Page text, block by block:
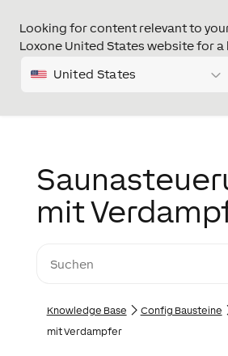
Looking for content relevant to
Loxone United States website for
United States
mit
Knowledge Base Config Bausteine
mit Verdampfer